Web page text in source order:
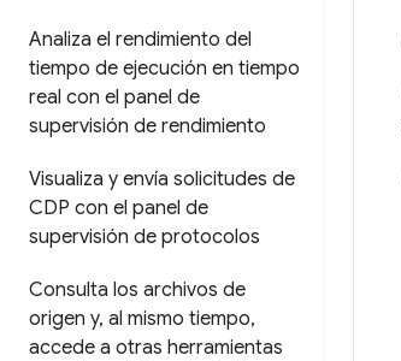
Analiza el rendimiento del
tiempo de ejecución en tiempo
real con el panel de
supervisión de rendimiento
Visualiza y envía solicitudes de
CDP con el panel de
supervisión de protocolos
Consulta los archivos de
origen y, al mismo tiempo,
accede a otras herramientas